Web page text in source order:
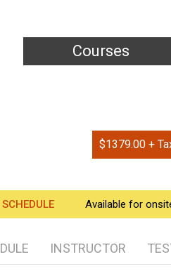
Courses
$1379.00 +
Available for
INSTRUCTOR